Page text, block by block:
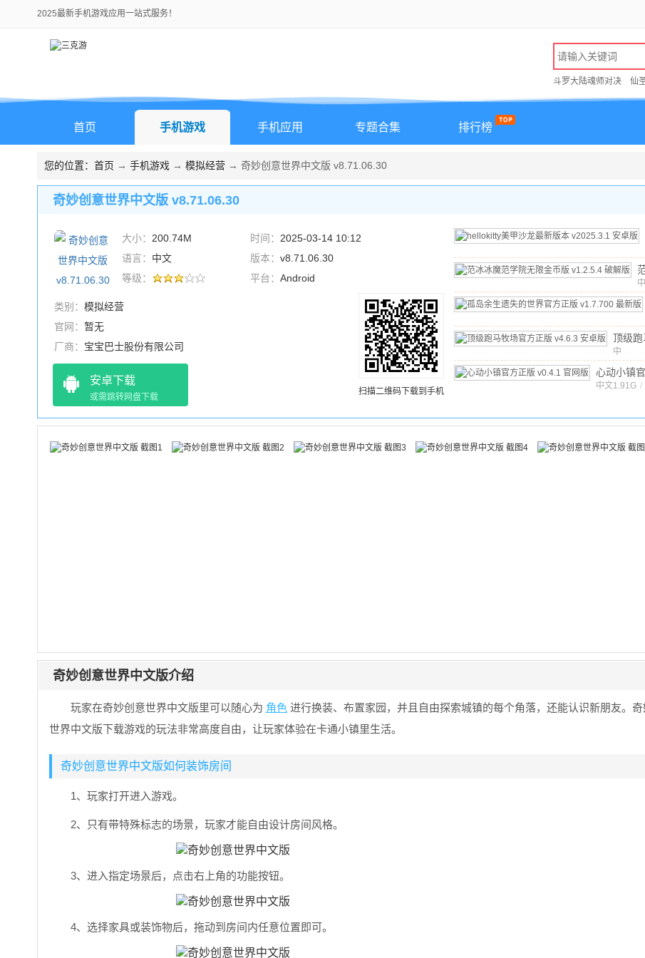
2025最新手机游戏应用一站式服务！
斗罗大陆魂师对决 仙
首页 手机游戏 手机应用 专题合集 排行榜
您的位置： 首页 → 手机游戏 → 模拟经营 → 奇妙创意世界中文版 v8.71.06.30
奇妙创意世界中文版 v8.71.06.30
大小： 200.74M 时间： 2025-03-14 10:12
语言： 中文 版本： v8.71.06.30
等级：
平台： Android
类别： 模拟经营
官网： 暂无
厂商： 宝宝巴士股份有限公司
安卓下载
或需跳转网盘下载
中
文
顶级跑
官方正
中
文 /
心动小镇
v0.4.1 官
中文1.91G /
扫描二维码下载到手机
奇妙创意世界中文版介绍
玩家在奇妙创意世界中文版里可以随心为 角色 进行换装、布置家园，并且自由探索城镇的每个角落，还能认识新朋友。奇
世界中文版下载游戏的玩法非常高度自由，让玩家体验在卡通小镇里生活。
奇妙创意世界中文版如何装饰房间
1、玩家打开进入游戏。
2、只有带特殊标志的场景，玩家才能自由设计房间风格。
3、进入指定场景后，点击右上角的功能按钮。
4、选择家具或装饰物后，拖动到房间内任意位置即可。